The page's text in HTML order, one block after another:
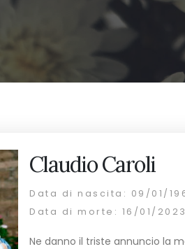
Claudio Caroli
Data di nascita: 09/01/
Data di morte: 16/01/2023
Ne danno il triste annuncio la